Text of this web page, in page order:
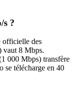
s ?
officielle des
vaut 8 Mbps.
000 Mbps) transfère
se télécharge en 40